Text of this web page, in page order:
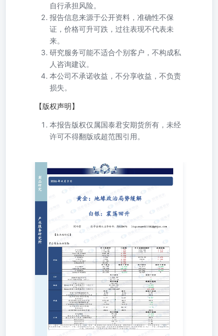
自行承担风险。
报告信息来源于公开资料，准确性不保
证，价格可升可跌，过往表现不代表未
来。
研究服务可能不适合个别客户，不构成私
人咨询建议。
本公司不承诺收益，不分享收益，不负责
损失。
【版权声明】
本报告版权仅属国泰君安期货所有，未经
许可不得翻版或超范围引用。
黄金：地缘政治局势缓解 白银：震荡回升 刘雨萱投资咨询
从业资格号：Z0020476liuyuxuan023982@gtjas.com 【基本
面跟踪】 【宏观及行业新闻】（资料来源：华尔街见闻）
1、停火预期推动美股两连涨、存储股大涨；黄金四连涨；
上9点就伊朗局势发表讲话。 3、特朗普称霍尔木兹开放才
会考虑停火，伊朗：海峡不会对敌开放，请求停火声明子虚
乌有。 4、美国3月“小非农”ADP就业增加6.2万，薪资加速
增长。 5、美国ISM制造业PMI创2022年以来最强，投入成
本飙升加剧通胀担忧。 6、美国2月零售销售创8个月最大涨
幅：环比增长0.6%超预期，汽车消费回暖提振内需。 7、能
源价格推动，欧洲CPI创四年最快增速。 8、报道称美财政
部预计油价将长期维持在100美元上方，不排除涨至200美元
的可能。 9、IEA：4月石油损失将是3月的两倍，冲击规模
超过历史上三次危机总和。 【趋势强度】 黄金趋势强度：
0；白银趋势强度：0 国泰君安期货有限公司（以下简称“本
公司”）具有中国证监会核准的期货投资咨询业务资格（证